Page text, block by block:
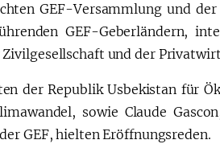
GEF-Versammlung und
GEF-Geberländern,
und der
der Republik Usbekistan für
sowie Claude
GEF, hielten Eröffnungsreden.